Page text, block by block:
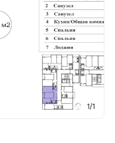
1/1